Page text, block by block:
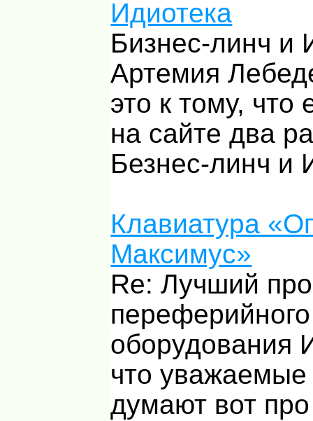
Идиотека
Бизнес-линч и
Артемия
это к тому, что
на сайте два
Безнес-линч и
Клавиатура
Максимус»
Re: Лучший
переферийного
оборудования
что
думают вот про